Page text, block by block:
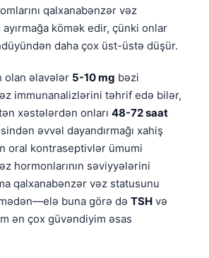
qalxanabənzər vəz
ayırmağa kömək edir, çünki onlar
daha çox üst-üstə düşür.
olan əlavələr 5-10 mg bəzi
immunanalizlərini təhrif edə bilər,
xəstələrdən onları 48-72 saat
əvvəl dayandırmağı xahiş
oral kontraseptivlər ümumi
hormonlarının səviyyələrini
qalxanabənzər vəz statusunu
buna görə də TSH və
ən çox güvəndiyim əsas
јазик